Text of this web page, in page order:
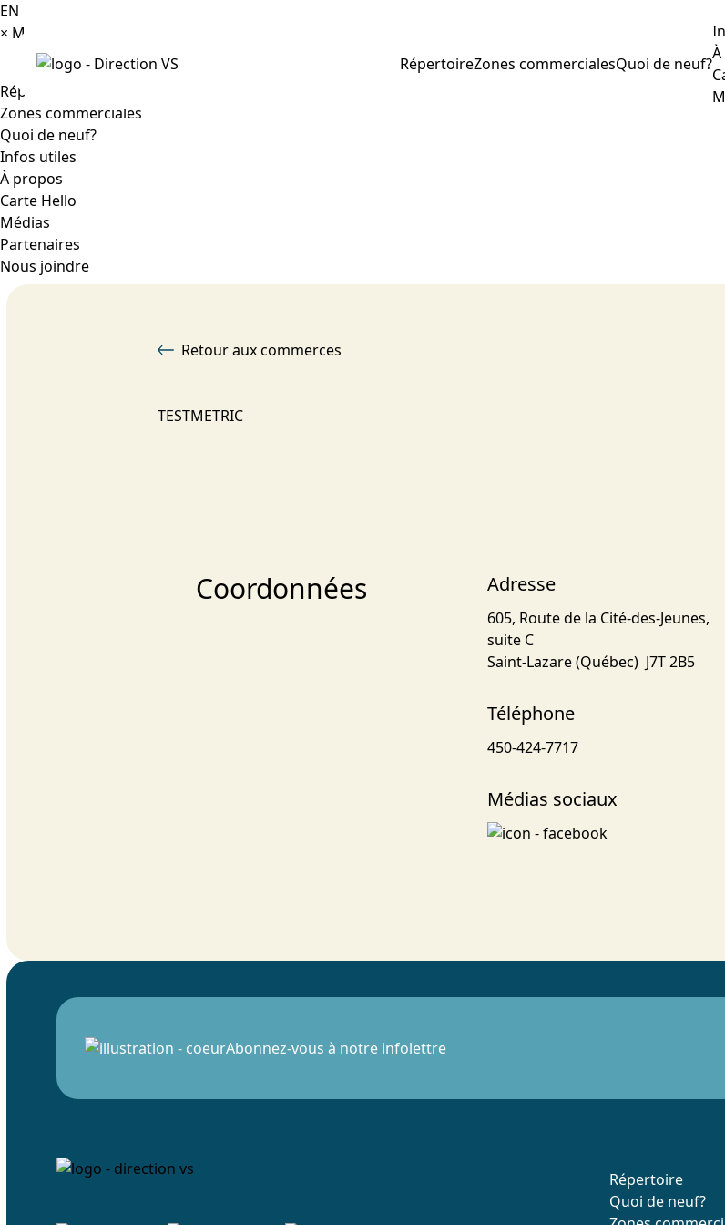
RépertoireZones commercialesQuoi de neuf?
EN
× Menu
Répertoire
Zones commerciales
Quoi de neuf?
Infos utiles
À propos
Carte Hello
Médias
Partenaires
Nous joindre
Retour aux commerces
TESTMETRIC
Coordonnées Adresse
605, Route de la Cité-des-Jeunes,
suite C
Saint-Lazare (Québec) J7T 2B5
Téléphone
450-424-7717
Médias sociaux
Abonnez-vous à notre infolettre
Répertoire
Quoi de neuf?